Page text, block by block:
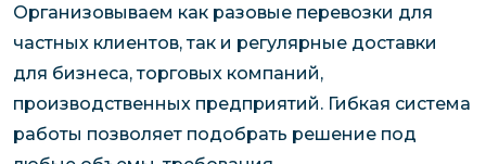
Организовываем как разовые перевозки для
частных клиентов, так и регулярные доставки
для бизнеса, торговых компаний,
производственных предприятий. Гибкая система
работы позволяет подобрать решение под